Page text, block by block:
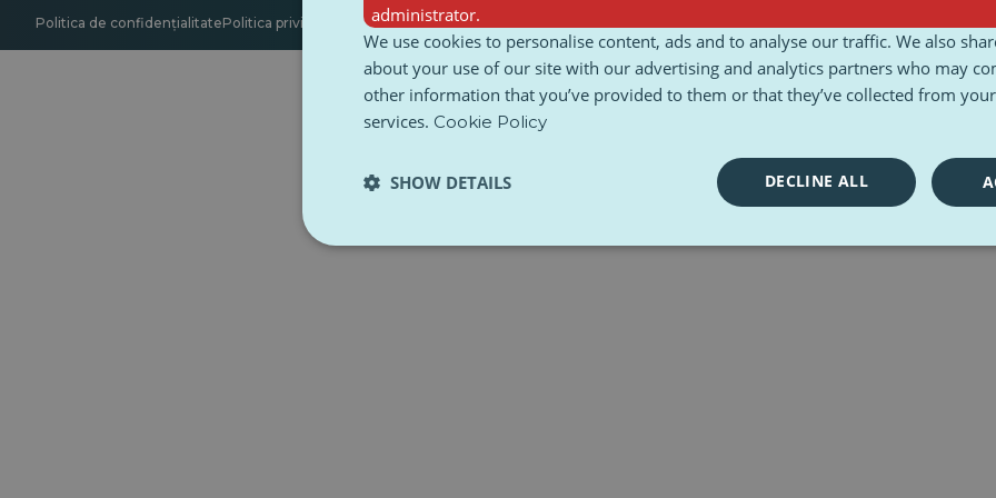
Politica de confidențialitatePolitica privind cookie-urileAccesibilitate
administrator.
We use cookies to personalise content, ads and to analyse our traffic. We also
about your use of our site with our advertising and analytics partners who may
other information that you’ve provided to them or that they’ve collected from
services. Cookie Policy
DECLINE ALL
SHOW DETAILS